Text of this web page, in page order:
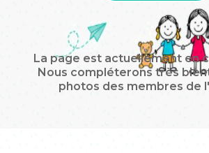
La page est actuellement en
Nous compléterons très
photos des membres de